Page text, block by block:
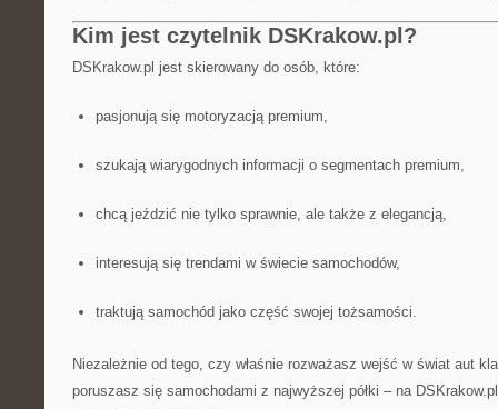
Kim jest czytelnik DSKrakow.pl?
DSKrakow.pl jest skierowany do osób, które:
pasjonują się motoryzacją premium,
szukają wiarygodnych informacji o segmentach premium,
chcą jeździć nie tylko sprawnie, ale także z elegancją,
interesują się trendami w świecie samochodów,
traktują samochód jako część swojej tożsamości.
Niezależnie od tego, czy właśnie rozważasz wejść w świat aut
poruszasz się samochodami z najwyższej półki – na